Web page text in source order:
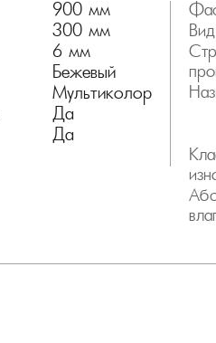
900 мм
300 мм
6 мм
Бежевый
Мультиколор
Да
Да